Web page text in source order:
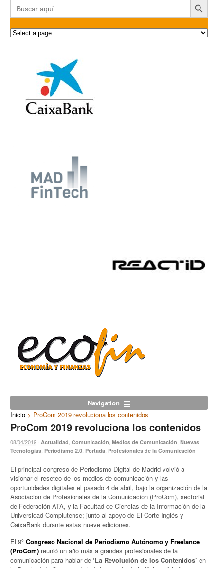
Buscar:
Navigation
Inicio > ProCom 2019 revoluciona los contenidos
ProCom 2019 revoluciona los contenidos
08/04/2019 ·Actualidad,Comunicación,Medios de Comunicación,Nuevas
Tecnologías, Periodismo 2.0, Portada, Profesionales de la Comunicación
El principal congreso de Periodismo Digital de Madrid volvió a
visionar el reseteo de los medios de comunicación y las
oportunidades digitales el pasado 4 de abril, bajo la organización de la
Asociación de Profesionales de la Comunicación (ProCom), sectorial
de Federación ATA, y la Facultad de Ciencias de la Información de la
Universidad Complutense; junto al apoyo de El Corte Inglés y
CaixaBank durante estas nueve ediciones.
El 9ºCongreso Nacional de Periodismo Autónomo y Freelance
(ProCom) reunió un año más a grandes profesionales de la
comunicación para hablar de ‘La Revolución de los Contenidos’ en